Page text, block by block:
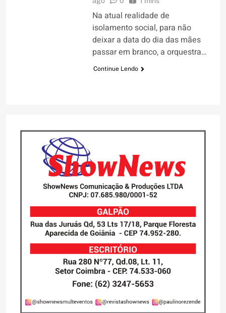
Na atual realidade de
isolamento social, para não
deixar a data do dia das mães
passar em branco, a orquestra…
Continue Lendo